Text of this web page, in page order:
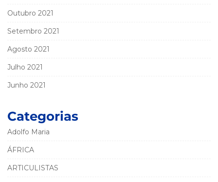
Outubro 2021
Setembro 2021
Agosto 2021
Julho 2021
Junho 2021
Categorias
Adolfo Maria
ÁFRICA
ARTICULISTAS